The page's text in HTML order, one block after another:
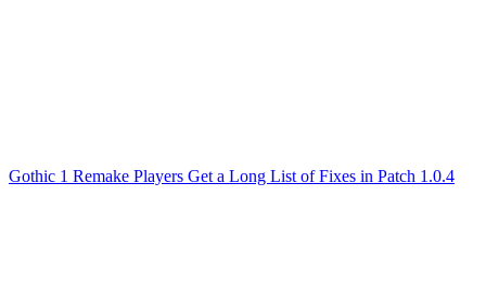
Gothic 1 Remake Players Get a Long List of Fixes in Patch 1.0.4